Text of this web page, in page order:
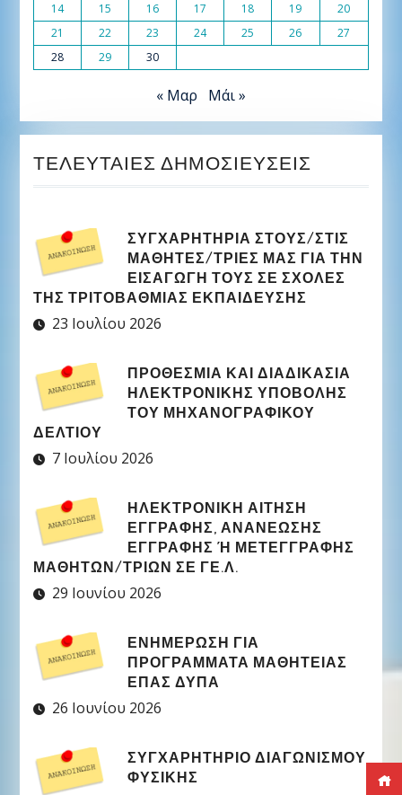
14
15 16 17 18 19
20
21
22 23 24 25 26
27
28
29 30
« Μαρ Μάι »
ΤΕΛΕΥΤΑΊΕΣ ΔΗΜΟΣΙΕΎΣΕΙΣ
ΣΥΓΧΑΡΗΤΉΡΙΑ ΣΤΟΥΣ/ΣΤΙΣ
ΜΑΘΗΤΈΣ/ΤΡΙΕΣ ΜΑΣ ΓΙΑ ΤΗΝ
ΕΙΣΑΓΩΓΉ ΤΟΥΣ ΣΕ ΣΧΟΛΈΣ
ΤΗΣ ΤΡΙΤΟΒΆΘΜΙΑΣ ΕΚΠΑΊΔΕΥΣΗΣ
23 Ιουλίου 2026
ΠΡΟΘΕΣΜΊΑ ΚΑΙ ΔΙΑΔΙΚΑΣΊΑ
ΗΛΕΚΤΡΟΝΙΚΉΣ ΥΠΟΒΟΛΉΣ
ΤΟΥ ΜΗΧΑΝΟΓΡΑΦΙΚΟΎ
ΔΕΛΤΊΟΥ
7 Ιουλίου 2026
ΗΛΕΚΤΡΟΝΙΚΉ ΑΊΤΗΣΗ
ΕΓΓΡΑΦΉΣ, ΑΝΑΝΈΩΣΗΣ
ΕΓΓΡΑΦΉΣ Ή ΜΕΤΕΓΓΡΑΦΉΣ Μ
ΑΘΗΤΏΝ/ΤΡΙΏΝ ΣΕ ΓΕ.Λ.
29 Ιουνίου 2026
ΕΝΗΜΕΡΩΣΗ ΓΙΑ
ΠΡΟΓΡΑΜΜΑΤΑ ΜΑΘΗΤΕΙΑΣ
ΕΠΑΣ ΔΥΠΑ
26 Ιουνίου 2026
ΣΥΓΧΑΡΗΤΉΡΙΟ ΔΙΑΓΩΝΙΣΜΟΎ
ΦΥΣΙΚΉΣ